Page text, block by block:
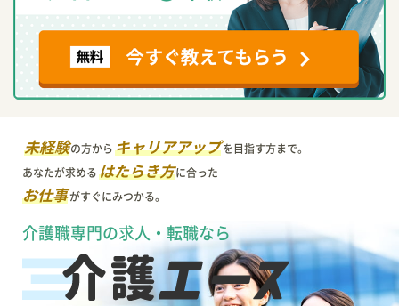
未経験の方からキャリアアップを目指す方まで。
あなたが求めるはたらき方に合った
お仕事がすぐにみつかる。
介護職専門の求人・転職なら